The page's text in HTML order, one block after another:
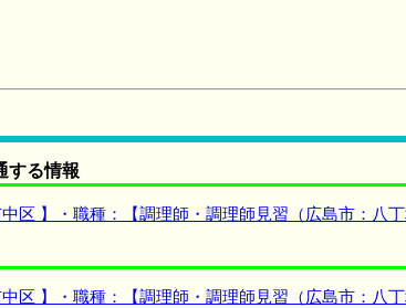
する情報
区 】・職種：【調理師・調理師見習（広島市：八丁
区 】・職種：【調理師・調理師見習（広島市：八丁